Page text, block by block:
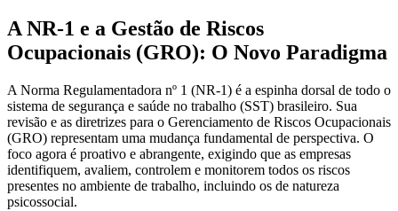
A NR-1 e a Gestão de Riscos
Ocupacionais (GRO): O Novo Paradigma
A Norma Regulamentadora nº 1 (NR-1) é a espinha dorsal de todo o
sistema de segurança e saúde no trabalho (SST) brasileiro. Sua
revisão e as diretrizes para o Gerenciamento de Riscos Ocupacionais
(GRO) representam uma mudança fundamental de perspectiva. O
foco agora é proativo e abrangente, exigindo que as empresas
identifiquem, avaliem, controlem e monitorem todos os riscos
presentes no ambiente de trabalho, incluindo os de natureza
psicossocial.